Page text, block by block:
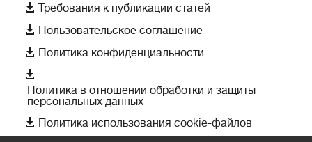
 Требования к публикации статей
 Пользовательское соглашение
 Политика конфиденциальности

Политика в отношении обработки и защиты
персональных данных
 Политика использования cookie-файлов